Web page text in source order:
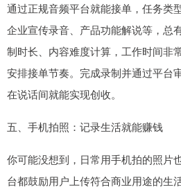
通过正规音频平台就能接单，任务类
企业宣传录音、产品功能解说等，总
制时长、内容难度计算，工作时间非
安排接单节奏。完成录制并通过平台
在说话间就能实现创收。
五、手机拍照：记录生活就能赚钱
你可能没想到，日常用手机拍的照片
台都鼓励用户上传符合商业用途的生